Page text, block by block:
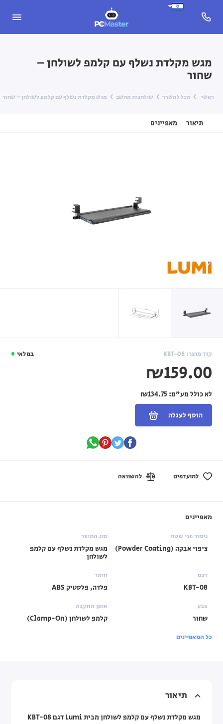
מגש מקלדת נשלף עם קלמפ לשולחן –
שחור
ראשי הכל למשרד שולחנות מחשב מגש מקלדת נשלף עם קלמפ לשולחן – שחור
תיאור מאפיינים
במלאי קוד מוצר: KBT-08
₪159.00
לא כולל מע"מ:₪134.75
הוסף לעגלה
למועדפים להשוואה
מאפיינים
גימור פני שטח
ציפוי אבקה (Powder Coating)
סוג המוצר
מגש מקלדת נשלף עם קלמפ
לשולחן
דגם
KBT-08
חומר
פלדה, פלסטיק ABS
צבע
שחור
אופן התקנה
קלמפ לשולחן (Clamp-On)
כל המאפיינים
תיאור
מגש מקלדת נשלף עם קלמפ לשולחן מבית Lumi דגם KBT-08